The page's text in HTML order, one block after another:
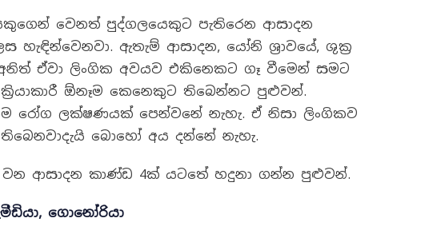
වෙනත් පුද්ගලයෙකුට පැතිරෙන ආසාදන
ඇතැම් ආසාදන, යෝනි ශ්‍රාවයේ, ශුක්‍ර
ඒවා ලිංගික අවයව එකිනෙකට ගෑ වීමෙන් සමට
ඕනෑම කෙනෙකුට තිබෙන්නට පුළුවන්.
රෝග ලක්ෂණයක් පෙන්වනේ නැහැ. ඒ නිසා ලිංගිකව
බොහෝ අය දන්නේ නැහැ.
ආසාදන කාණ්ඩ 4ක් යටතේ හදුනා ගන්න පුළුවන්.
, ගොනෝරියා